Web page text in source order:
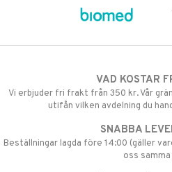
VAD KOSTAR
Vi erbjuder fri frakt från 350 kr. Vår
utifån vilken avdelning du
SNABBA
Beställningar lagda före 14:00 (gäller
oss samma